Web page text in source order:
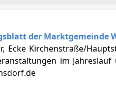
der Marktgemeinde
Ecke Kirchenstraße/
im